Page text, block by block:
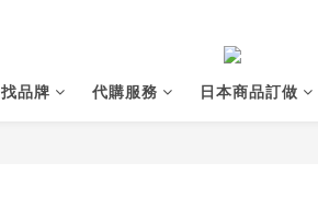
找品牌 代購服務 日本商品訂做